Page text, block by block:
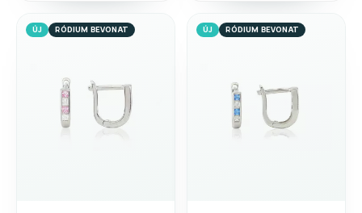
ÚJ RÓDIUM BEVONAT ÚJ RÓDIUM BEVONAT